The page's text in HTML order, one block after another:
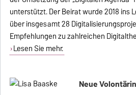
unterstützt. Der Beirat wurde 2018 ins
über insgesamt 28
Empfehlungen zu zahlreichen
Lesen Sie mehr.
Neue Volontärin